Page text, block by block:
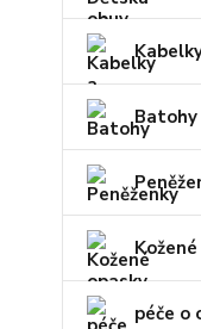
Batohy
péče o